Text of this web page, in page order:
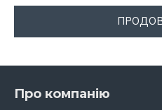
Про компанію